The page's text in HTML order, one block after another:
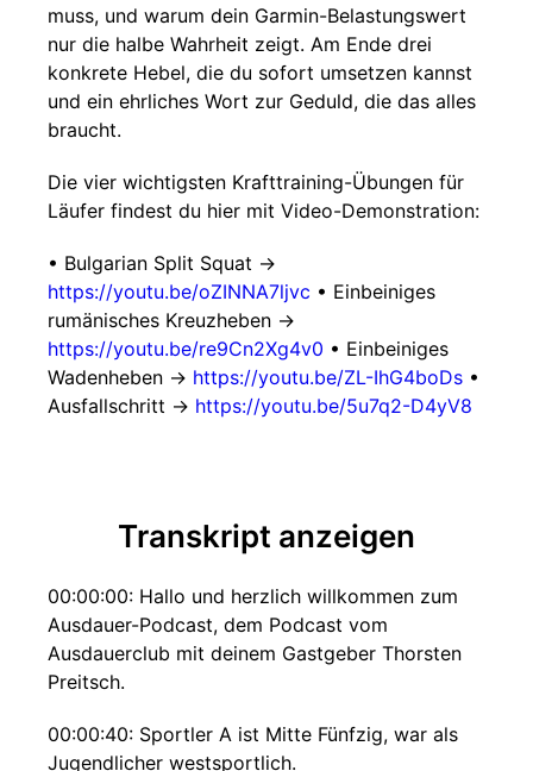
muss, und warum dein Garmin-Belastungswert
nur die halbe Wahrheit zeigt. Am Ende drei
konkrete Hebel, die du sofort umsetzen kannst
und ein ehrliches Wort zur Geduld, die das alles
braucht.
Die vier wichtigsten Krafttraining-Übungen für
Läufer findest du hier mit Video-Demonstration:
• Bulgarian Split Squat →
https://youtu.be/oZINNA7ljvc • Einbeiniges
rumänisches Kreuzheben →
https://youtu.be/re9Cn2Xg4v0 • Einbeiniges
Wadenheben → https://youtu.be/ZL-IhG4boDs •
Ausfallschritt → https://youtu.be/5u7q2-D4yV8
Transkript anzeigen
00:00:00: Hallo und herzlich willkommen zum
Ausdauer-Podcast, dem Podcast vom
Ausdauerclub mit deinem Gastgeber Thorsten
Preitsch.
00:00:40: Sportler A ist Mitte Fünfzig, war als
Jugendlicher westsportlich.